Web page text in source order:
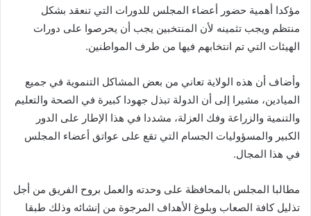
مؤكدا أهمية حضور أعضاء المجلس للدورات التي تنعقد بشكل
منتظم ويجب تثمينه لأن المنتخبين يجب أن يحرصوا على دورات
الهيئات التي تم انتخابهم فيها من طرف المواطنين.
وأضاف أن هذه الولاية تعاني من بعض المشاكل التنموية في جميع
الميادين، مشيرا إلى أن الدولة تبذل جهودا كبيرة في الصحة والتعليم
والتنمية والزراعة وفك العزلة، مشددا في هذا الإطار على الدور
الكبير والمسؤوليات الجسام التي تقع على عواتق أعضاء المجلس
في هذا المجال.
مطالبا المجلس بالمحافظة على وحدته والعمل بروح الفريق من أجل
تذليل كافة الصعاب وبلوغ الأهداف المرجوة من إنشائه وذلك طبقا